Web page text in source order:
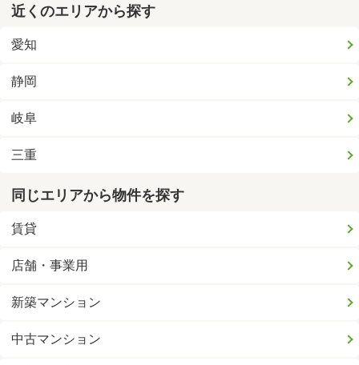
近くのエリアから探す
愛知
静岡
岐阜
三重
同じエリアから物件を探す
賃貸
店舗・事業用
新築マンション
中古マンション